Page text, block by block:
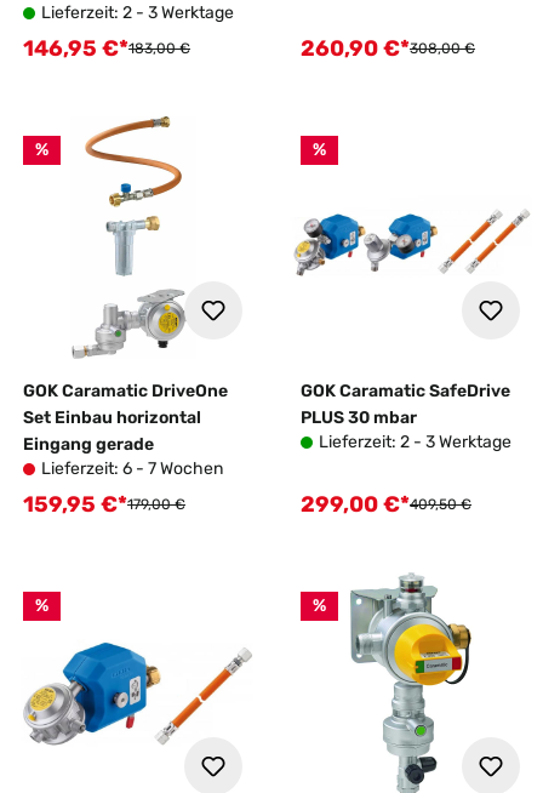
Lieferzeit: 2 - 3 Werktage
Verkaufspreis:
146,95 €*Regulärer Preis:
183,00 € Verkaufspreis:
260,90 €*Regulärer Preis:
308,00 €
%
GOK Caramatic DriveOne
Set Einbau horizontal
Eingang gerade
Lieferzeit: 6 - 7 Wochen
Verkaufspreis:
159,95 €*Regulärer Preis:
179,00 €
%
GOK Caramatic SafeDrive
PLUS 30 mbar
Lieferzeit: 2 - 3 Werktage
Verkaufspreis:
299,00 €*Regulärer Preis:
409,50 €
% %